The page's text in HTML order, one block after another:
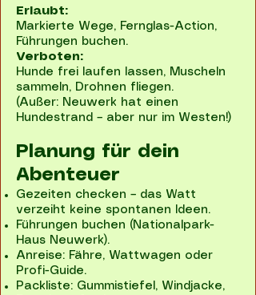
Erlaubt:
Markierte Wege, Fernglas-Action,
Führungen buchen.
Verboten:
Hunde frei laufen lassen, Muscheln
sammeln, Drohnen fliegen.
(Außer: Neuwerk hat einen
Hundestrand – aber nur im Westen!)
Planung für dein
Abenteuer
Gezeiten checken – das Watt
verzeiht keine spontanen Ideen.
Führungen buchen (Nationalpark-
Haus Neuwerk).
Anreise: Fähre, Wattwagen oder
Profi-Guide.
Packliste: Gummistiefel, Windjacke,